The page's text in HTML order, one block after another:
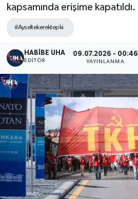
kapsamında erişime kapatıldı.
#Ayseltekerektepki
HABİBE UHA
EDITÖR
09.07.2026 - 00:46
YAYINLANMA
Yaşam
Son Dakika Haberleri